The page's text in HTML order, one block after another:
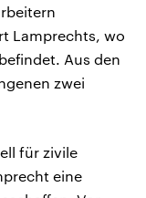
Lamprechts, wo
Aus den
zwei
für zivile
eine